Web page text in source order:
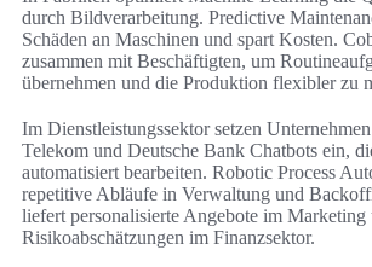
durch Bildverarbeitung. Predictive
Schäden an Maschinen und spart Kosten.
zusammen mit Beschäftigten, um
übernehmen und die Produktion flexibler zu
Im Dienstleistungssektor setzen
Telekom und Deutsche Bank Chatbots ein,
automatisiert bearbeiten. Robotic Process
repetitive Abläufe in Verwaltung und
liefert personalisierte Angebote im Marketing
Risikoabschätzungen im Finanzsektor.